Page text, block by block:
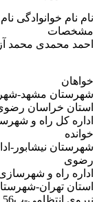
نام نام خوانوادگی
مشخصات
احمد محمدی محمد
خواهان
شهرستان مشهد-شهر
استان خراسان
اداره کل راه و
خوانده
شهرستان نیشابور-
رضوی
اداره راه و
استان تهران-
نیروی انتظامی-پ56